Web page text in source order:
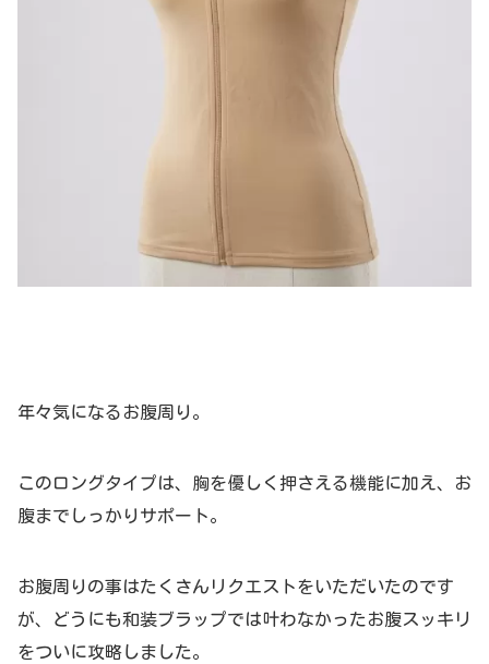
年々気になるお腹周り。
このロングタイプは、 胸を優しく押さえる機能に加え、お
腹までしっかりサポート。
お腹周りの事はたくさんリクエストをいただいたのです
が、どうにも和装ブラップでは叶わなかったお腹スッキリ
をついに攻略しました。